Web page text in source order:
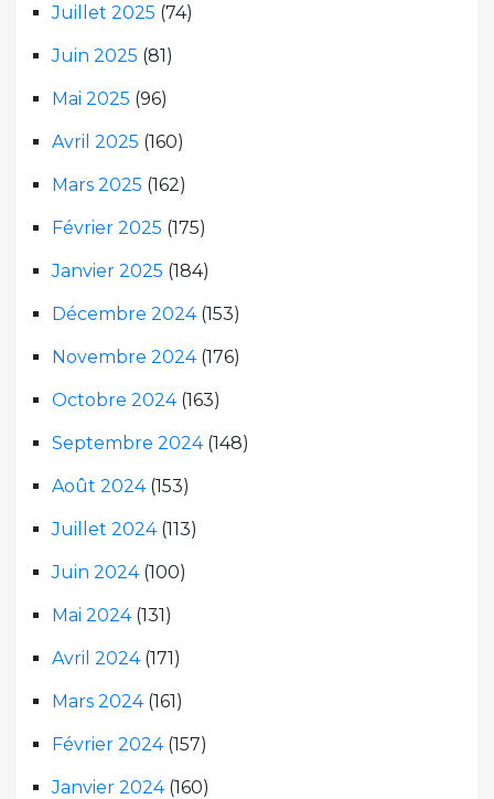
Juillet 2025 (74)
Juin 2025 (81)
Mai 2025 (96)
Avril 2025 (160)
Mars 2025 (162)
Février 2025 (175)
Janvier 2025 (184)
Décembre 2024(153)
Novembre 2024(176)
Octobre 2024(163)
Septembre 2024(148)
Août 2024(153)
Juillet 2024(113)
Juin 2024(100)
Mai 2024(131)
Avril 2024(171)
Mars 2024(161)
Février 2024(157)
Janvier 2024(160)